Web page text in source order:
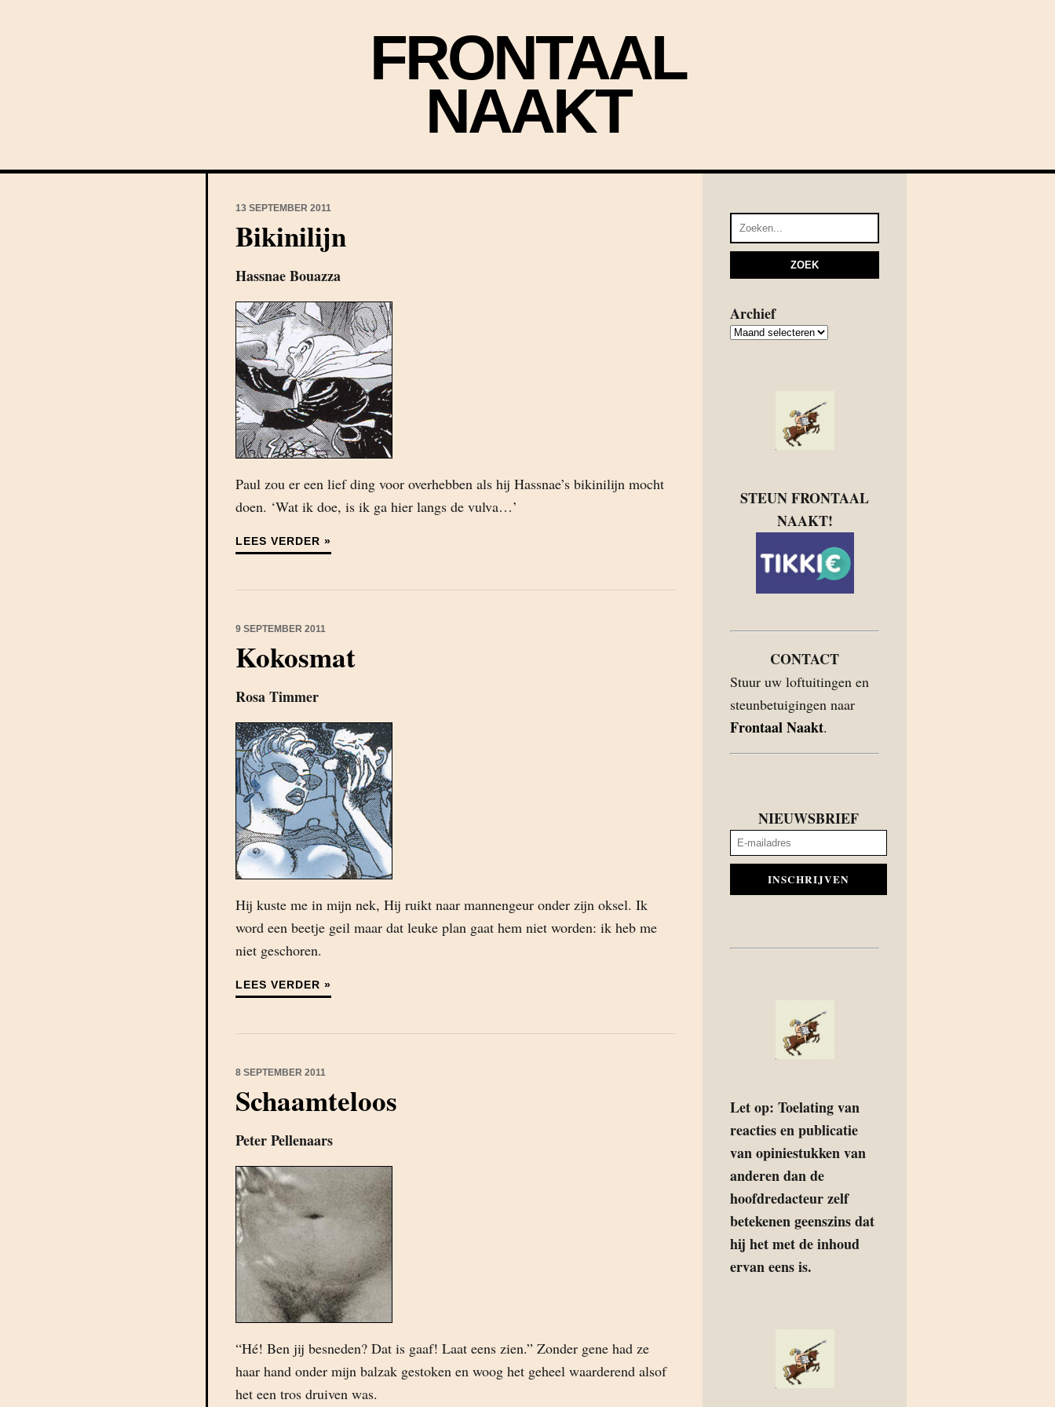
FRONTAAL
NAAKT
13 SEPTEMBER 2011
Bikinilijn
Hassnae Bouazza
Paul zou er een lief ding voor overhebben als hij Hassnae’s bikinilijn mocht
doen. ‘Wat ik doe, is ik ga hier langs de vulva…’
LEES VERDER »
9 SEPTEMBER 2011
Kokosmat
Rosa Timmer
Hij kuste me in mijn nek, Hij ruikt naar mannengeur onder zijn oksel. Ik
word een beetje geil maar dat leuke plan gaat hem niet worden: ik heb me
niet geschoren.
LEES VERDER »
8 SEPTEMBER 2011
Schaamteloos
Peter Pellenaars
“Hé! Ben jij besneden? Dat is gaaf! Laat eens zien.” Zonder gene had ze
haar hand onder mijn balzak gestoken en woog het geheel waarderend alsof
het een tros druiven was.
Archief
Archief
STEUN FRONTAAL
NAAKT!
CONTACT
Stuur uw loftuitingen en
steunbetuigingen naar
Frontaal Naakt.
NIEUWSBRIEF
INSCHRIJVEN
Let op: Toelating van
reacties en publicatie
van opiniestukken van
anderen dan de
hoofdredacteur zelf
betekenen geenszins dat
hij het met de inhoud
ervan eens is.